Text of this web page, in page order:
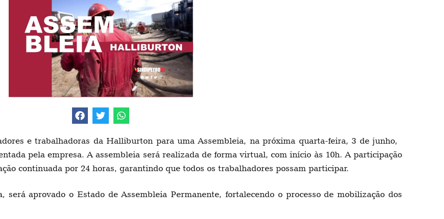
e trabalhadoras da Halliburton para uma Assembleia, na próxima quarta-feira, 3 de junho,
pela empresa. A assembleia será realizada de forma virtual, com início às 10h. A participação
continuada por 24 horas, garantindo que todos os trabalhadores possam participar.
será aprovado o Estado de Assembleia Permanente, fortalecendo o processo de mobilização dos